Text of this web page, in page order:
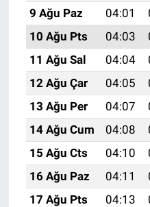
9 Ağu Paz 04:01
10 Ağu Pts
04:03
11 Ağu Sal
04:04
12 Ağu Çar
04:05
13 Ağu Per
04:07
14 Ağu Cum
04:08
15 Ağu Cts
04:10
16 Ağu Paz
04:11
17 Ağu Pts
04:13